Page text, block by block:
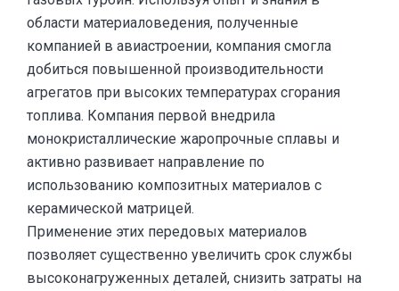
области материаловедения, полученные
компанией в авиастроении, компания смогла
добиться повышенной производительности
агрегатов при высоких температурах сгорания
топлива. Компания первой внедрила
монокристаллические жаропрочные сплавы и
активно развивает направление по
использованию композитных материалов с
керамической матрицей.
Применение этих передовых материалов
позволяет существенно увеличить срок службы
высоконагруженных деталей, снизить затраты на